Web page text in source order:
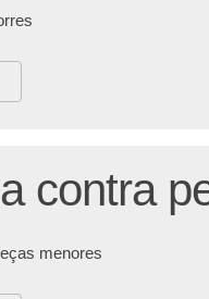
contra
menores